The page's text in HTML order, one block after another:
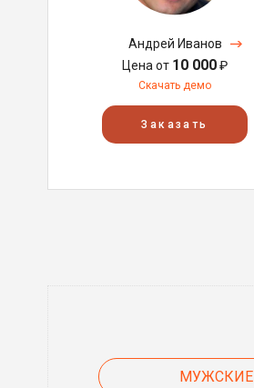
Андрей Иванов
Цена от 10 000₽
Скачать демо
Заказать
МУЖСКИЕ